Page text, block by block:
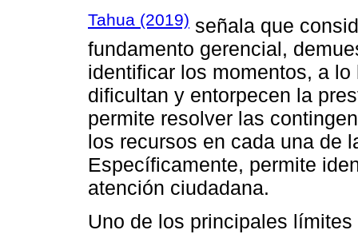
Tahua (2019) señala que
fundamento gerencial,
identificar los momentos, a
dificultan y entorpecen la
permite resolver las
los recursos en cada una de
Específicamente, permite
atención ciudadana.
Uno de los principales